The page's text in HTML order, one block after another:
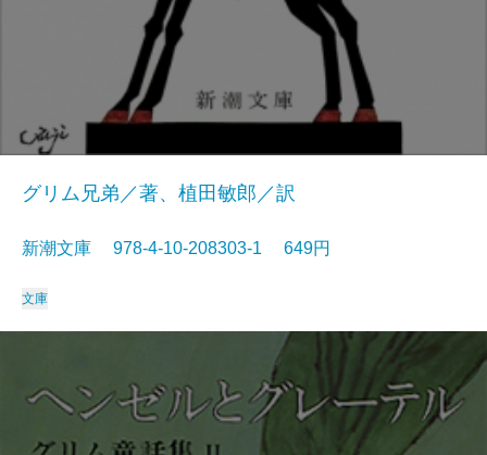
グリム兄弟／著、植田敏郎／訳
新潮文庫 978-4-10-208303-1 649円
文庫